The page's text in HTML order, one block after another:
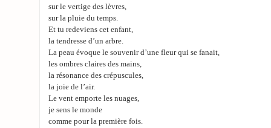
sur le vertige des lèvres,
sur la pluie du temps.
Et tu redeviens cet enfant,
la tendresse d’un arbre.
La peau évoque le souvenir d’une fleur qui se fanait,
les ombres claires des mains,
la résonance des crépuscules,
la joie de l’air.
Le vent emporte les nuages,
je sens le monde
comme pour la première fois.